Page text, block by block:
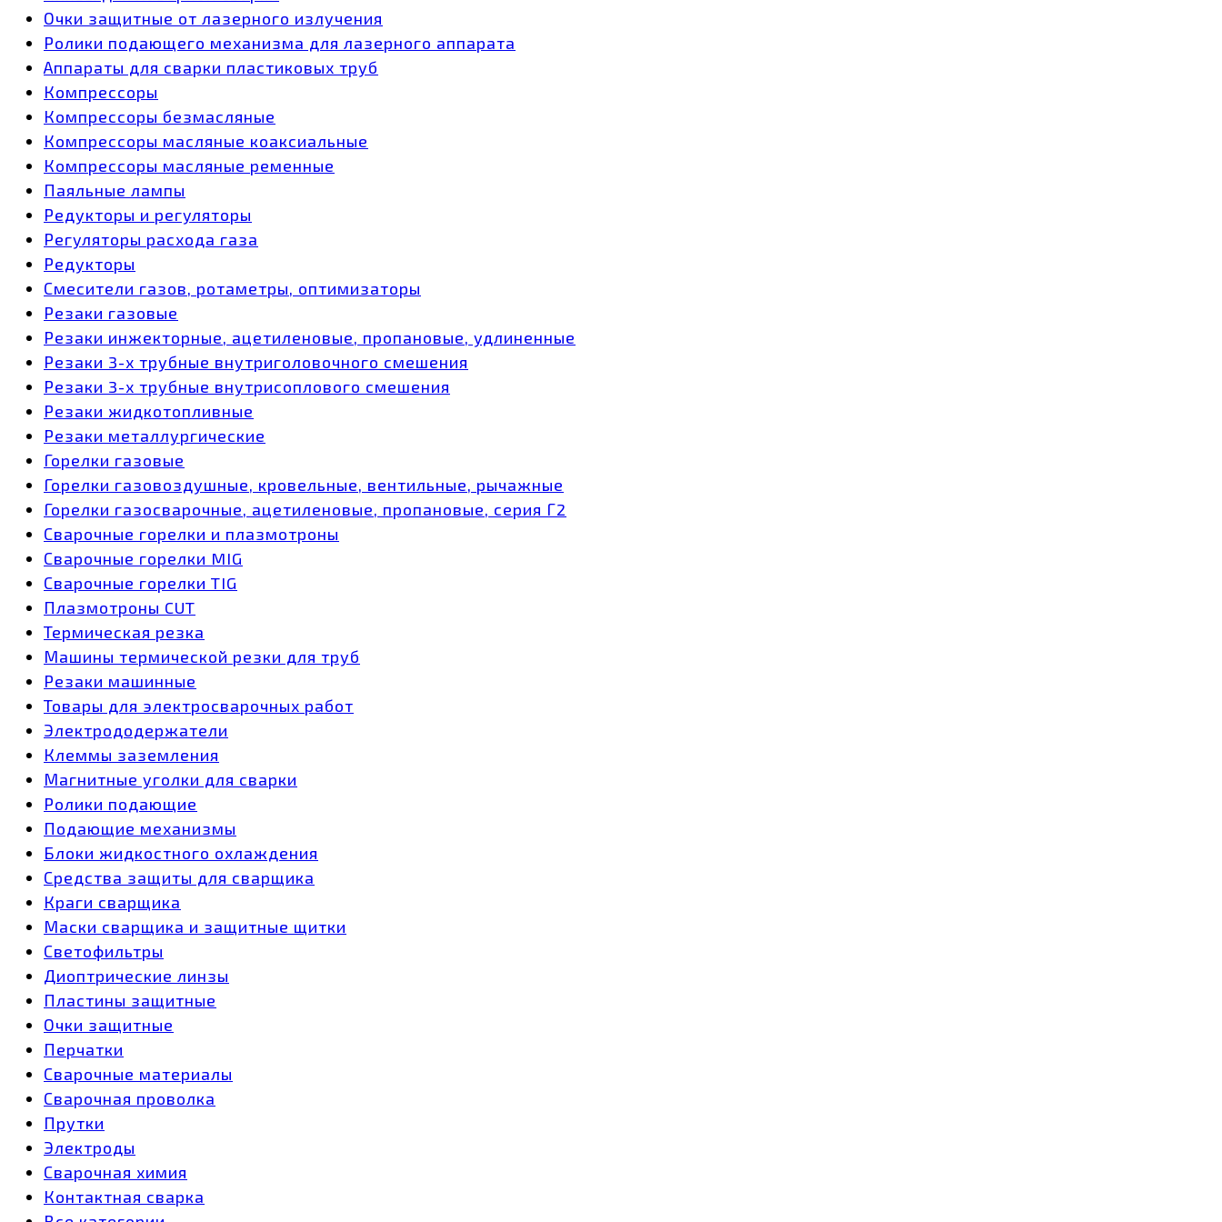
Очки защитные от лазерного излучения
Ролики подающего механизма для лазерного аппарата
Аппараты для сварки пластиковых труб
Компрессоры
Компрессоры безмасляные
Компрессоры масляные коаксиальные
Компрессоры масляные ременные
Паяльные лампы
Редукторы и регуляторы
Регуляторы расхода газа
Редукторы
Смесители газов, ротаметры, оптимизаторы
Резаки газовые
Резаки инжекторные, ацетиленовые, пропановые, удлиненные
Резаки 3-х трубные внутриголовочного смешения
Резаки 3-х трубные внутрисоплового смешения
Резаки жидкотопливные
Резаки металлургические
Горелки газовые
Горелки газовоздушные, кровельные, вентильные, рычажные
Горелки газосварочные, ацетиленовые, пропановые, серия Г2
Сварочные горелки и плазмотроны
Сварочные горелки MIG
Сварочные горелки TIG
Плазмотроны CUT
Термическая резка
Машины термической резки для труб
Резаки машинные
Товары для электросварочных работ
Электрододержатели
Клеммы заземления
Магнитные уголки для сварки
Ролики подающие
Подающие механизмы
Блоки жидкостного охлаждения
Средства защиты для сварщика
Краги сварщика
Маски сварщика и защитные щитки
Светофильтры
Диоптрические линзы
Пластины защитные
Очки защитные
Перчатки
Сварочные материалы
Сварочная проволка
Прутки
Электроды
Сварочная химия
Контактная сварка